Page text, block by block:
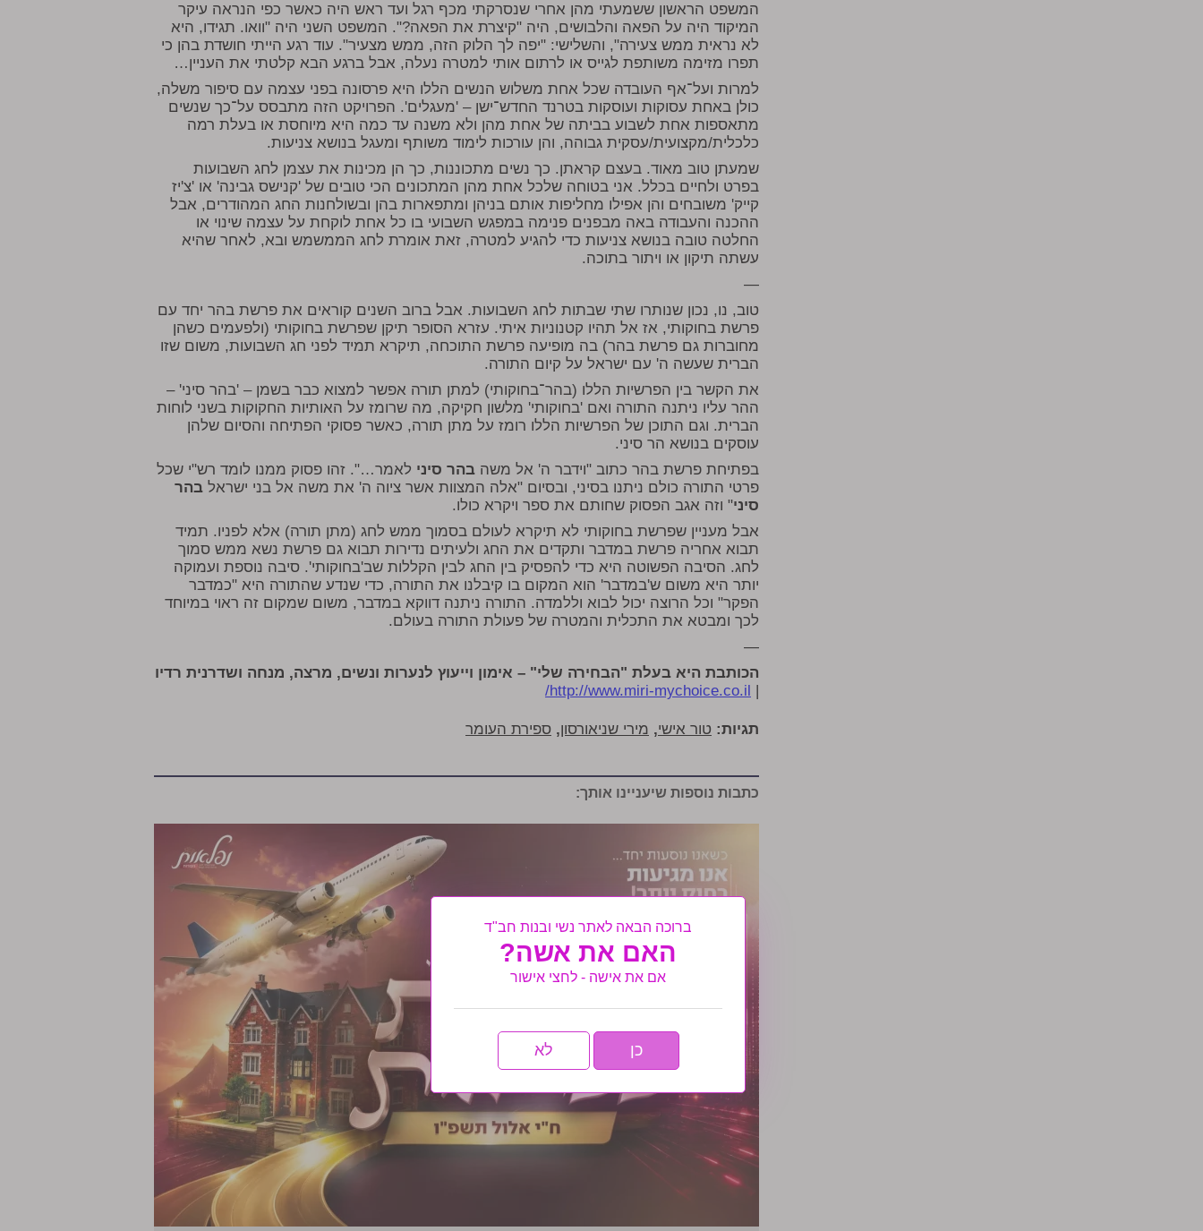
המשפט הראשון ששמעתי מהן אחרי שנסרקתי מכף רגל ועד ראש היה כאשר כפי הנראה עיקר
המיקוד היה על הפאה והלבושים, היה "קיצרת את הפאה?". המשפט השני היה "וואו. תגידו, היא
לא נראית ממש צעירה", והשלישי: "יפה לך הלוק הזה, ממש מצעיר". עוד רגע הייתי חושדת בהן כי
תפרו מזימה משותפת לגייס או לרתום אותי למטרה נעלה, אבל ברגע הבא קלטתי את העניין…
למרות ועל־אף העובדה שכל אחת משלוש הנשים הללו היא פרסונה בפני עצמה עם סיפור משלה,
כולן באחת עסוקות ועוסקות בטרנד החדש־ישן – 'מעגלים'. הפרויקט הזה מתבסס על־כך שנשים
מתאספות אחת לשבוע בביתה של אחת מהן ולא משנה עד כמה היא מיוחסת או בעלת רמה
כלכלית/מקצועית/עסקית גבוהה, והן עורכות לימוד משותף ומעגל בנושא צניעות.
שמעתן טוב מאוד. בעצם קראתן. כך נשים מתכוננות, כך הן מכינות את עצמן לחג השבועות
בפרט ולחיים בכלל. אני בטוחה שלכל אחת מהן המתכונים הכי טובים של 'קנישס גבינה' או 'צ'יז
קייק' משובחים והן אפילו מחליפות אותם בניהן ומתפארות בהן ובשולחנות החג המהודרים, אבל
ההכנה והעבודה באה מבפנים פנימה במפגש השבועי בו כל אחת לוקחת על עצמה שינוי או
החלטה טובה בנושא צניעות כדי להגיע למטרה, זאת אומרת לחג הממשמש ובא, לאחר שהיא
עשתה תיקון או ויתור בתוכה.
—
טוב, נו, נכון שנותרו שתי שבתות לחג השבועות. אבל ברוב השנים קוראים את פרשת בהר יחד עם
פרשת בחוקותי, אז אל תהיו קטנוניות איתי. עזרא הסופר תיקן שפרשת בחוקותי (ולפעמים כשהן
מחוברות גם פרשת בהר) בה מופיעה פרשת התוכחה, תיקרא תמיד לפני חג השבועות, משום שזו
הברית שעשה ה' עם ישראל על קיום התורה.
את הקשר בין הפרשיות הללו (בהר־בחוקותי) למתן תורה אפשר למצוא כבר בשמן – 'בהר סיני' –
ההר עליו ניתנה התורה ואם 'בחוקותי' מלשון חקיקה, מה שרומז על האותיות החקוקות בשני לוחות
הברית. וגם התוכן של הפרשיות הללו רומז על מתן תורה, כאשר פסוקי הפתיחה והסיום שלהן
עוסקים בנושא הר סיני.
בפתיחת פרשת בהר כתוב "וידבר ה' אל משה בהר סיני לאמר…". זהו פסוק ממנו לומד רש"י שכל
פרטי התורה כולם ניתנו בסיני, ובסיום "אלה המצוות אשר ציוה ה' את משה אל בני ישראל בהר
סיני" וזה אגב הפסוק שחותם את ספר ויקרא כולו.
אבל מעניין שפרשת בחוקותי לא תיקרא לעולם בסמוך ממש לחג (מתן תורה) אלא לפניו. תמיד
תבוא אחריה פרשת במדבר ותקדים את החג ולעיתים נדירות תבוא גם פרשת נשא ממש סמוך
לחג. הסיבה הפשוטה היא כדי להפסיק בין החג לבין הקללות שב'בחוקותי'. סיבה נוספת ועמוקה
יותר היא משום ש'במדבר' הוא המקום בו קיבלנו את התורה, כדי שנדע שהתורה היא "כמדבר
הפקר" וכל הרוצה יכול לבוא וללמדה. התורה ניתנה דווקא במדבר, משום שמקום זה ראוי במיוחד
לכך ומבטא את התכלית והמטרה של פעולת התורה בעולם.
—
הכותבת היא בעלת "הבחירה שלי" – אימון וייעוץ לנערות ונשים, מרצה, מנחה ושדרנית רדיו
http://www.miri-mychoice.co.il/
תגיות: טור אישי, מירי שניאורסון, ספירת העומר
כתבות נוספות שיעניינו אותך:
ברוכה הבאה לאתר נשי ובנות חב"ד
האם את אשה?
אם את אישה - לחצי אישור
כן לא